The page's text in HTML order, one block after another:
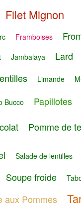
Filet Mignon
Framboises
Jambalaya Lard
Limande
Bucco
Papillotes
Pomme de
Salade de lentilles
Soupe froide
aux Pommes